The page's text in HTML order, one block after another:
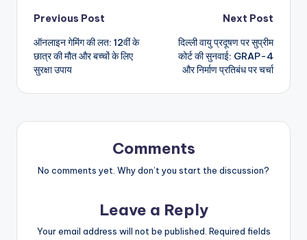
Post
navigation
Previous Post
ऑनलाइन गेमिंग की लत: 12वीं के
छात्र की मौत और बच्चों के लिए
सुरक्षा उपाय
Next Post
दिल्ली वायु प्रदूषण पर सुप्रीम
कोर्ट की सुनवाई: GRAP-4
और निर्माण प्रतिबंध पर चर्चा
Comments
No comments yet. Why don’t you start the discussion?
Leave a Reply
Your email address will not be published. Required fields